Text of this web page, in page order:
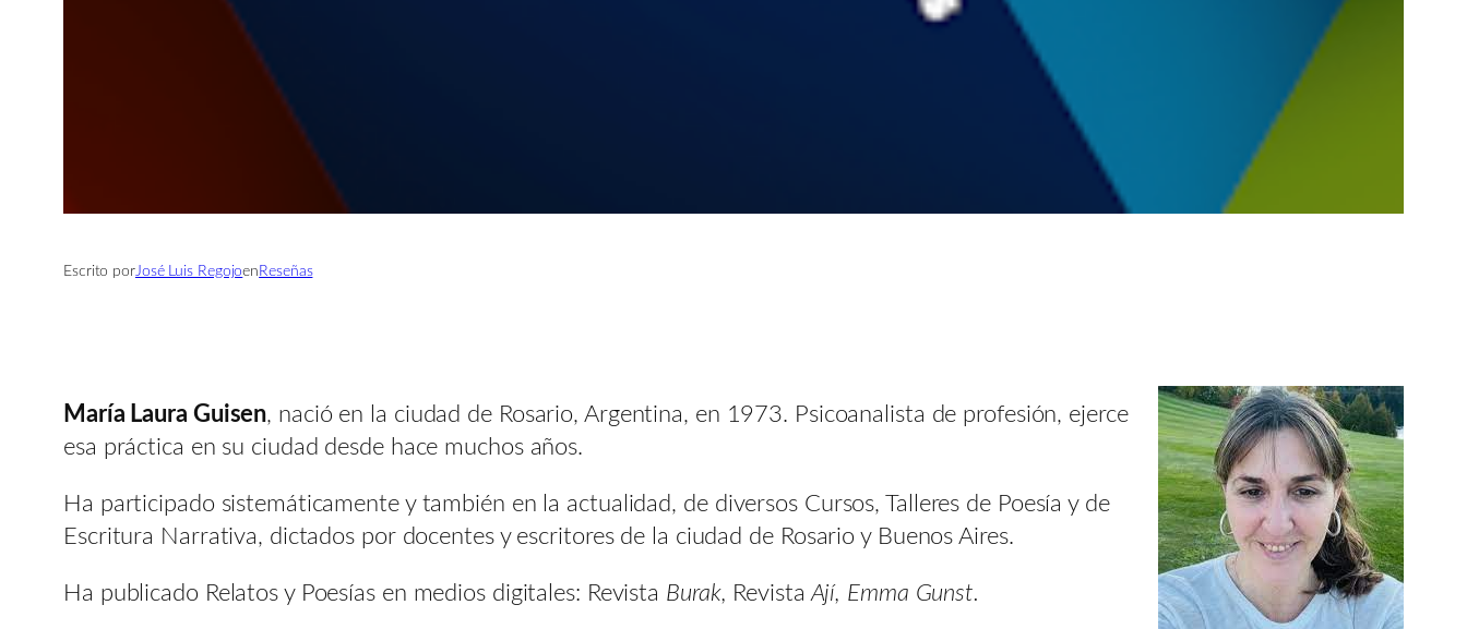
Escrito porJosé Luis Regojoen Reseñas
María Laura Guisen, nació en la ciudad de Rosario, Argentina, en 1973. Psicoanalista de profesión, ejerce
esa práctica en su ciudad desde hace muchos años.
Ha participado sistemáticamente y también en la actualidad, de diversos Cursos, Talleres de Poesía y de
Escritura Narrativa, dictados por docentes y escritores de la ciudad de Rosario y Buenos Aires.
Ha publicado Relatos y Poesías en medios digitales: Revista Burak, Revista Ají, Emma Gunst.